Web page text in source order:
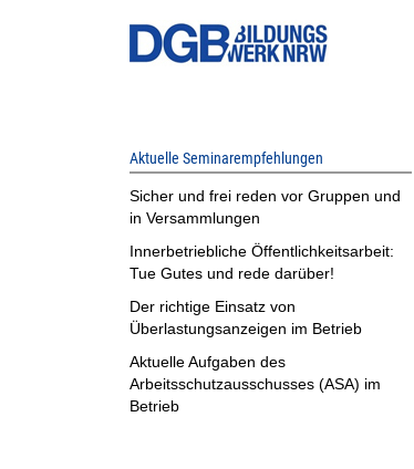
Aktuelle Seminarempfehlungen
Sicher und frei reden vor Gruppen und
in Versammlungen
Innerbetriebliche Öffentlichkeitsarbeit:
Tue Gutes und rede darüber!
Der richtige Einsatz von
Überlastungsanzeigen im Betrieb
Aktuelle Aufgaben des
Arbeitsschutzausschusses (ASA) im
Betrieb